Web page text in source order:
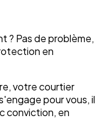
? Pas de problème,
en
votre courtier
pour vous, il
conviction, en